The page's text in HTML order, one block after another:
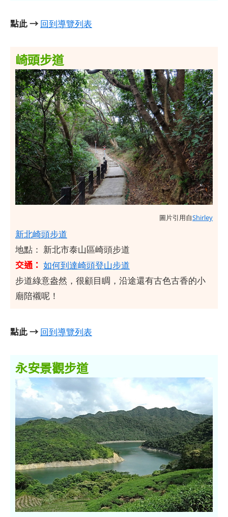
點此 → 回到導覽列表
崎頭步道
圖片引用自Shirley
新北崎頭步道
地點： 新北市泰山區崎頭步道
交通： 如何到達崎頭登山步道
步道綠意盎然，很顧目睭，沿途還有古色古香的小
廟陪襯呢！
點此 → 回到導覽列表
永安景觀步道